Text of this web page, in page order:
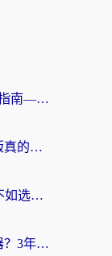
海外党别再踩坑！vpn翻回国实用指南——选对加速器，国内资源无缝用
海外党别踩坑！免费加速器破解版真的能用？教你无缝访问国内资源的正确姿势
海外党必看：免费好用的VPN？不如选对转国内加速器实现无缝追剧
在阿根廷玩国内游戏用什么加速器？3年海外党亲测实用指南